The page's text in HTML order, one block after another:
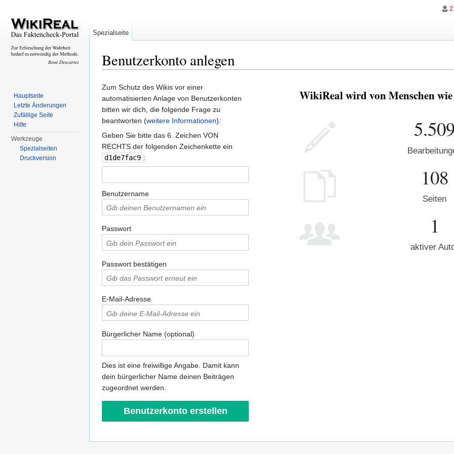
Benutzerkonto anlegen
Zum Schutz des Wikis vor einer
automatisierten Anlage von Benutzerkonten
bitten wir dich, die folgende Frage zu
beantworten (weitere Informationen):
Geben Sie bitte das 6. Zeichen VON
RECHTS der folgenden Zeichenkette ein
d1de7fac9 :
Benutzername
Passwort
Passwort bestätigen
E-Mail-Adresse
Bürgerlicher Name (optional)
Dies ist eine freiwillige Angabe. Damit kann
dein bürgerlicher Name deinen Beiträgen
zugeordnet werden.
WikiReal wird von Menschen
108
Seiten
1
aktiver
Spezialseite
Hauptseite
Letzte Änderungen
Zufällige Seite
Hilfe
Werkzeuge
Spezialseiten
Druckversion